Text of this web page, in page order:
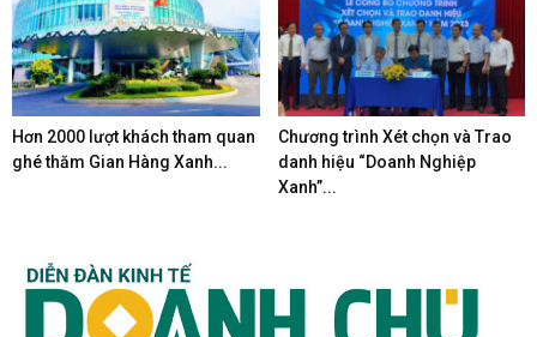
Hơn 2000 lượt khách tham quan
ghé thăm Gian Hàng Xanh...
Chương trình Xét chọn và Trao
danh hiệu “Doanh Nghiệp
Xanh”...